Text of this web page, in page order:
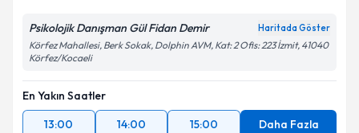
Psikolojik Danışman Gül Fidan Demir Haritada Göster
Körfez Mahallesi, Berk Sokak, Dolphin AVM, Kat: 2 Ofis: 223 İzmit, 41040
Körfez/Kocaeli
En Yakın Saatler
13:00
14:00 15:00 Daha Fazla